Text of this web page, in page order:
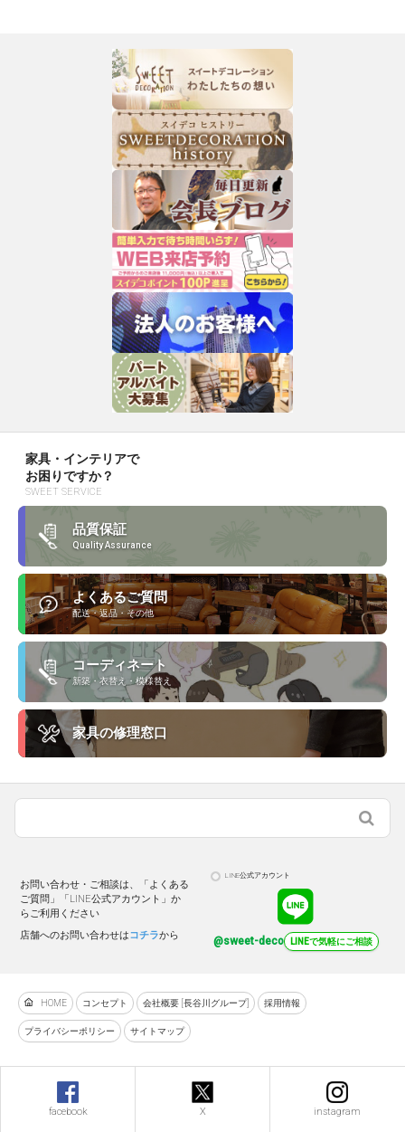
家具・インテリアで
お困りですか？
SWEET SERVICE
品質保証
Quality Assurance
よくあるご質問
配送・返品・その他
コーディネート
新築・衣替え・模様替え
家具の修理窓口
お問い合わせ・ご相談は、「よくある
ご質問」「LINE公式アカウント」か
らご利用ください
店舗へのお問い合わせはコチラから
LINE公式アカウント
@sweet-deco LINEで気軽にご相談
HOME コンセプト 会社概要 [長谷川グループ] 採用情報
プライバシーポリシー サイトマップ
facebook X instagram